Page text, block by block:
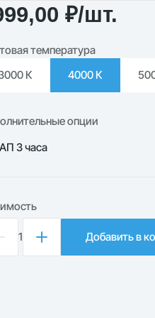
₽/шт.
температура
К
4000 К
опции
3 часа
1 Добавить в